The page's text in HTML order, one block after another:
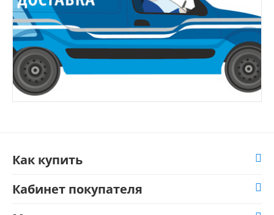
Как купить
Кабинет покупателя